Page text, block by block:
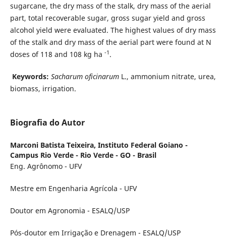
sugarcane, the dry mass of the stalk, dry mass of the aerial
part, total recoverable sugar, gross sugar yield and gross
alcohol yield were evaluated. The highest values ​​of dry mass
of the stalk and dry mass of the aerial part were found at N
doses of 118 and 108 kg ha -1 .
Keywords: Sacharum oficinarumL., ammonium nitrate, urea,
biomass, irrigation.
Biografia do Autor
Marconi Batista Teixeira, Instituto Federal Goiano -
Campus Rio Verde - Rio Verde - GO - Brasil
Eng. Agrônomo - UFV
Mestre em Engenharia Agrícola - UFV
Doutor em Agronomia - ESALQ/USP
Pós-doutor em Irrigação e Drenagem - ESALQ/USP